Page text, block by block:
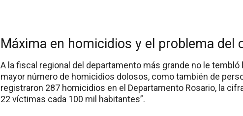
Máxima en homicidios y el problema del
A la fiscal regional del departamento más grande no le tembló
mayor número de homicidios dolosos, como también de
registraron 287 homicidios en el Departamento Rosario, la
22 víctimas cada 100 mil habitantes”.